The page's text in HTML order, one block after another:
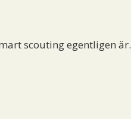
scouting egentligen är.